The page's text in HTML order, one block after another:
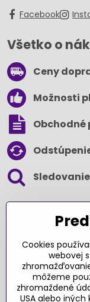
Facebook
Všetko o
Ceny
Možnosti
Ďakujeme
Sme
Cookies
webovej
môžeme
zhromaždené
USA alebo